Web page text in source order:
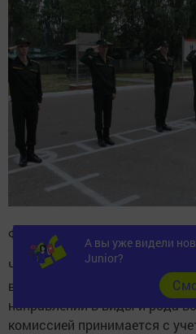
Фото предоставлено
Что касается возможности
войск, где бы он хотел
направлении в виды и рода
комиссией принимается с
А вы уже видели
Junior?